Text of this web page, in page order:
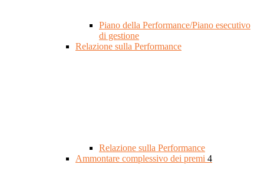
Piano della Performance/Piano esecutivo
di gestione
Relazione sulla Performance
Relazione sulla Performance
Ammontare complessivo dei premi 4